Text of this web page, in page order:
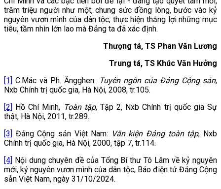
trăm triệu người như một, chung sức đồng lòng, bước vào kỷ
nguyên vươn mình của dân tộc, thực hiện thắng lợi những mục
tiêu, tầm nhìn lớn lao mà Đảng ta đã xác định.
Thượng tá, TS Phan Văn Lương
Trung tá, TS Khúc Văn Hưởng
[1] C.Mác và Ph. Ăngghen: Tuyên ngôn của Đảng Cộng sản,
Nxb Chính trị quốc gia, Hà Nội, 2008, tr.105.
[2] Hồ Chí Minh, Toàn tập, Tập 2, Nxb Chính trị quốc gia Sự
thật, Hà Nội, 2011, tr.289.
[3] Đảng Cộng sản Việt Nam: Văn kiện Đảng toàn tập, Nxb
Chính trị quốc gia, Hà Nội, 2000, tập 7, tr.114.
[4] Nội dung chuyên đề của Tổng Bí thư Tô Lâm về kỷ nguyên
mới, kỷ nguyên vươn mình của dân tộc, Báo điện tử Đảng Cộng
sản Việt Nam, ngày 31/10/2024.